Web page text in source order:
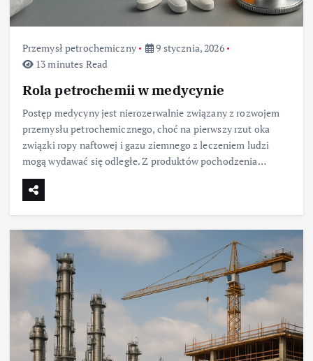
Przemysł petrochemiczny
9 stycznia, 2026
13 minutes Read
Rola petrochemii w medycynie
Postęp medycyny jest nierozerwalnie związany z rozwojem
przemysłu petrochemicznego, choć na pierwszy rzut oka
związki ropy naftowej i gazu ziemnego z leczeniem ludzi
mogą wydawać się odległe. Z produktów pochodzenia…